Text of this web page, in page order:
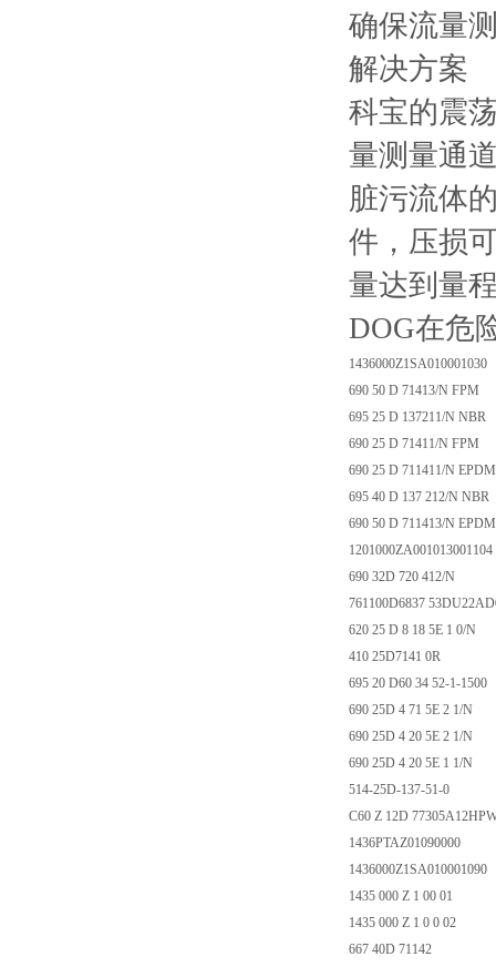
确保流量
解决方案
科宝的震
量测量通
脏污流体
件，压损
量达到量
DOG在危
1436000Z1SA010001030
690 50 D 71413/N FPM
695 25 D 137211/N NBR
690 25 D 71411/N FPM
690 25 D 711411/N EPDM
695 40 D 137 212/N NBR
690 50 D 711413/N EPDM
1201000ZA001013001104
690 32D 720 412/N
761100D6837
620 25 D 8 18 5E 1 0/N
410 25D7141 0R
695 20 D60 34 52-1-1500
690 25D 4 71 5E 2 1/N
690 25D 4 20 5E 2 1/N
690 25D 4 20 5E 1 1/N
514-25D-137-51-0
C60 Z 12D
1436PTAZ01090000
1436000Z1SA010001090
1435 000 Z 1 00 01
1435 000 Z 1 0 0 02
667 40D 71142